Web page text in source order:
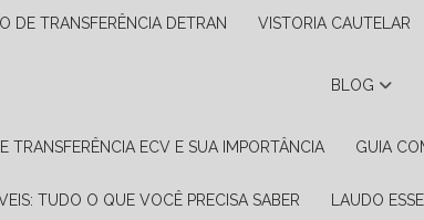
DE TRANSFERÊNCIA DETRAN VISTORIA CAUTELAR
BLOG
TRANSFERÊNCIA ECV E SUA IMPORTÂNCIA GUIA
TUDO O QUE VOCÊ PRECISA SABER LAUDO